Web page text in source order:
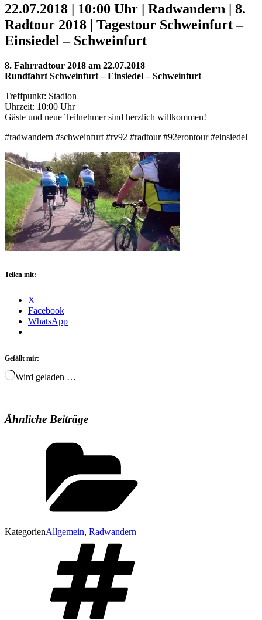
22.07.2018 | 10:00 Uhr | Radwandern | 8.
Radtour 2018 | Tagestour Schweinfurt –
Einsiedel – Schweinfurt
8. Fahrradtour 2018 am 22.07.2018
Rundfahrt Schweinfurt – Einsiedel – Schweinfurt
Treffpunkt: Stadion
Uhrzeit: 10:00 Uhr
Gäste und neue Teilnehmer sind herzlich willkommen!
#radwandern #schweinfurt #rv92 #radtour #92erontour ‪#‎einsiedel‬
Teilen mit:
X
Facebook
WhatsApp
Gefällt mir:
Wird geladen …
Ähnliche Beiträge
KategorienAllgemein, Radwandern